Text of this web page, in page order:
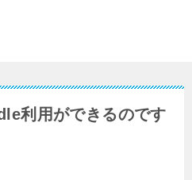
利用ができるのです